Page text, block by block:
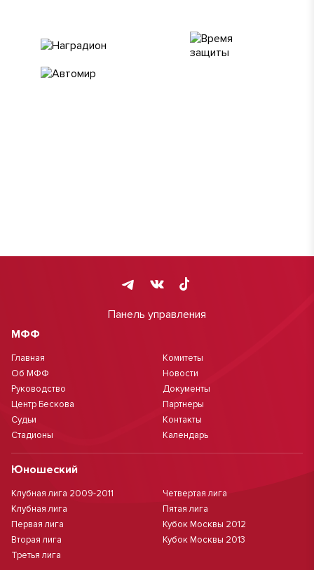
Панель управления
МФФ
Главная
Об МФФ
Руководство
Центр Бескова
Судьи
Стадионы
Комитеты
Новости
Документы
Партнеры
Контакты
Календарь
Юношеский
Клубная лига 2009-2011
Клубная лига
Первая лига
Вторая лига
Третья лига
Четвертая лига
Пятая лига
Кубок Москвы 2012
Кубок Москвы 2013